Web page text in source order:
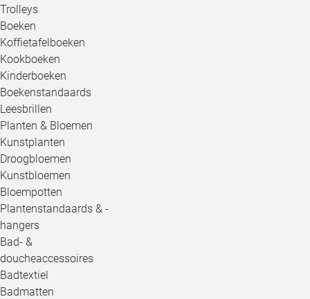
Trolleys
Boeken
Koffietafelboeken
Kookboeken
Kinderboeken
Boekenstandaards
Leesbrillen
Planten & Bloemen
Kunstplanten
Droogbloemen
Kunstbloemen
Bloempotten
Plantenstandaards & -
hangers
Bad- &
doucheaccessoires
Badtextiel
Badmatten